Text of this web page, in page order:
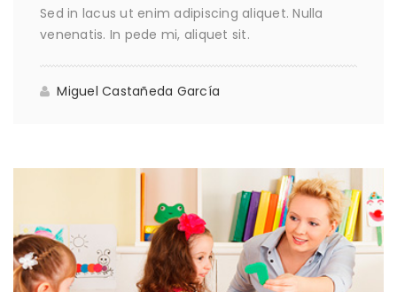
Sed in lacus ut enim adipiscing aliquet. Nulla
venenatis. In pede mi, aliquet sit.
Miguel Castañeda García